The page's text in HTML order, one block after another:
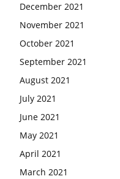
December 2021
November 2021
October 2021
September 2021
August 2021
July 2021
June 2021
May 2021
April 2021
March 2021